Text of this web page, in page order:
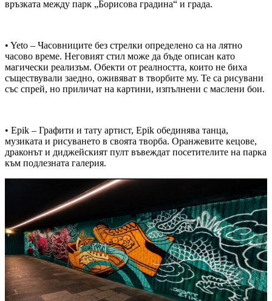
връзката между парк „Борисова градина“ и града.
• Yeto – Часовниците без стрелки определено са на лятно
часово време. Неговият стил може да бъде описан като
магически реализъм. Обекти от реалността, които не биха
съществували заедно, оживяват в творбите му. Те са рисувани
със спрей, но приличат на картини, изпълнени с маслени бои.
• Epik – Графити и тату артист, Epik обединява танца,
музиката и рисуването в своята творба. Оранжевите кецове,
драконът и диджейският пулт въвеждат посетителите на парка
към подлезната галерия.